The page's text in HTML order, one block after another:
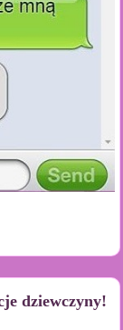
dziewczyny!